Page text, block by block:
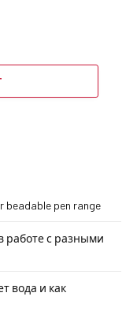
beadable pen range
работе с разными
вода и как